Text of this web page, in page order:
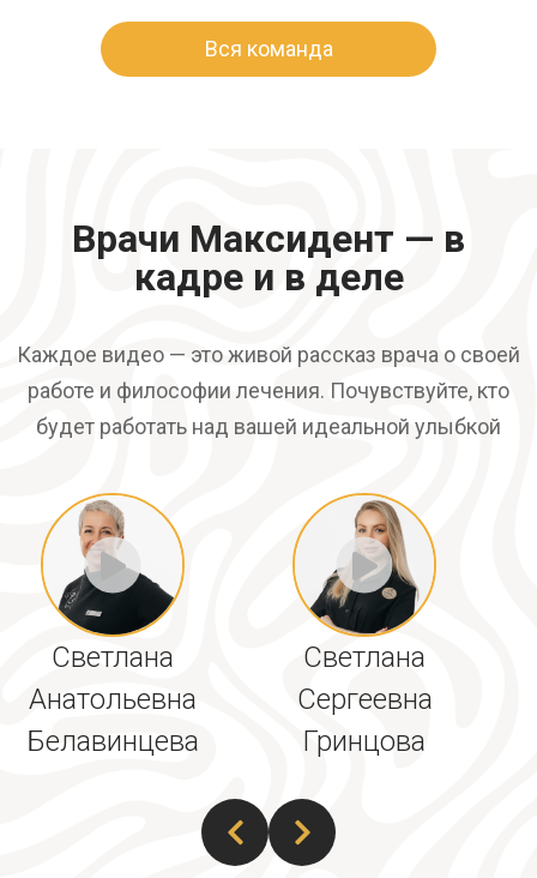
Вся команда
Врачи Максидент — в
кадре и в деле
Каждое видео — это живой рассказ врача о своей
работе и философии лечения. Почувствуйте, кто
будет работать над вашей идеальной улыбкой
Светлана
Анатольевна
Белавинцева
Светлана
Сергеевна
Гринцова